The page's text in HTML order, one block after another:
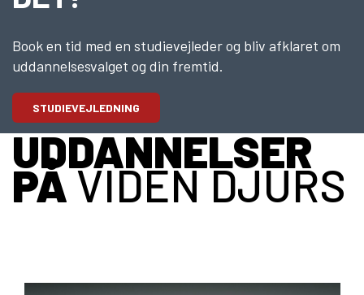
Kalø Økologisk Landbrugsskole
Brazil Football College
Elevuddannelser
Elevonline
AMU kurser
Akademiuddannelser
Efteruddannelse (AMU)
Book en tid med en studievejleder og bliv afklaret om
uddannelsesvalget og din fremtid.
STUDIEVEJLEDNING
UDDANNELSER
PÅVIDEN DJURS